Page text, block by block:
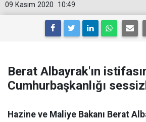
10:49
09 Kasım 2020
Berat Albayrak'ın
Cumhurbaşkanlığı
Hazine ve Maliye Bakanı Berat